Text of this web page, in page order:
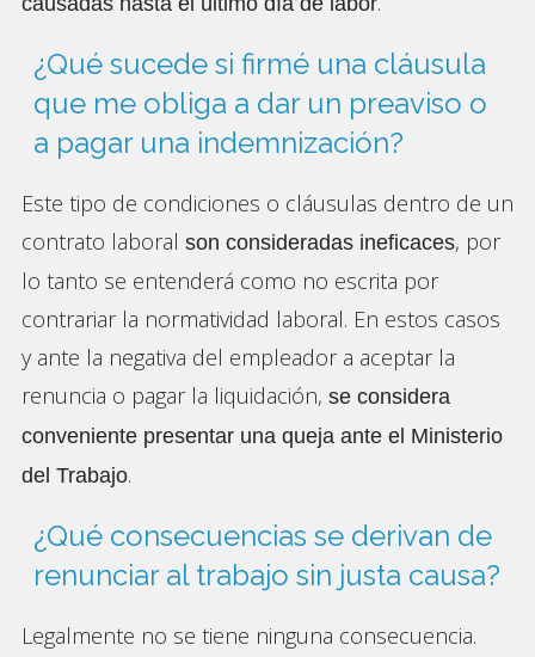
¿Qué sucede si firmé una cláusula
que me obliga a dar un preaviso o
a pagar una indemnización?
Este tipo de condiciones o cláusulas dentro de un
contrato laboral son consideradas ineficaces, por
lo tanto se entenderá como no escrita por
contrariar la normatividad laboral. En estos casos
y ante la negativa del empleador a aceptar la
renuncia o pagar la liquidación, se considera
conveniente presentar una queja ante el Ministerio
del Trabajo.
¿Qué consecuencias se derivan de
renunciar al trabajo sin justa causa?
Legalmente no se tiene ninguna consecuencia.